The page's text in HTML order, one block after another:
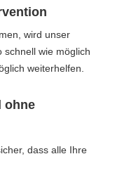
wird unser
schnell wie möglich
weiterhelfen.
ohne
dass alle Ihre